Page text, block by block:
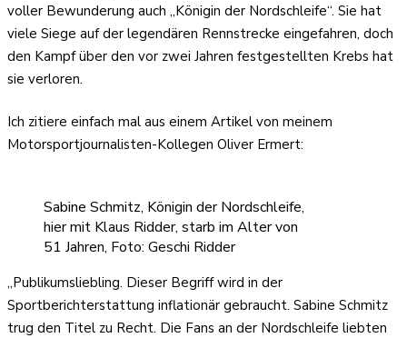
voller Bewunderung auch „Königin der Nordschleife“. Sie hat
viele Siege auf der legendären Rennstrecke eingefahren, doch
den Kampf über den vor zwei Jahren festgestellten Krebs hat
sie verloren.
Ich zitiere einfach mal aus einem Artikel von meinem
Motorsportjournalisten-Kollegen Oliver Ermert:
Sabine Schmitz, Königin der Nordschleife,
hier mit Klaus Ridder, starb im Alter von
51 Jahren, Foto: Geschi Ridder
„Publikumsliebling. Dieser Begriff wird in der
Sportberichterstattung inflationär gebraucht. Sabine Schmitz
trug den Titel zu Recht. Die Fans an der Nordschleife liebten